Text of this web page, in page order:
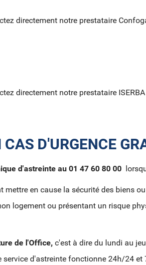
directement notre prestataire
directement notre prestataire
D'URGENCE
d'astreinte au 01 47 60 80 00
mettre en cause la sécurité des biens
logement ou présentant un risque
de l'Office, c'est à dire du lundi au
service d'astreinte fonctionne 24h/24